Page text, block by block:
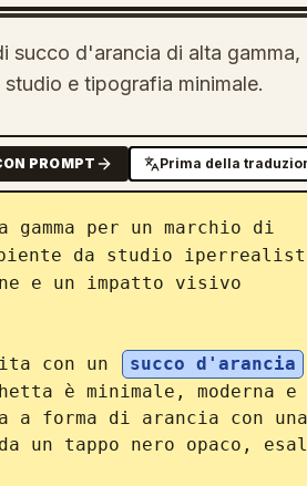
succo d'arancia di alta gamma,
e tipografia minimale.
PROMPT Prima della
per un marchio di
da studio
e un impatto visivo
con un
succo d'arancia
è minimale, moderna e
a forma di arancia con una
tappo nero opaco,